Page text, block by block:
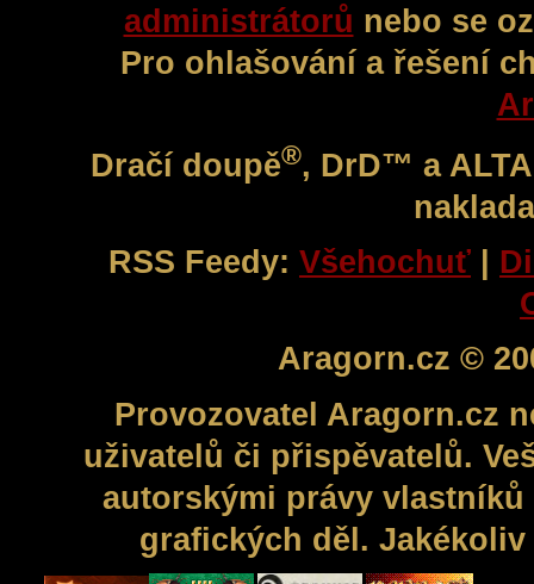
administrátorů nebo se
Pro ohlašování a řešení
Dračí doupě®, DrD™ a
RSS Feedy: Všehochuť |
Aragorn.cz ©
Provozovatel Aragorn.cz
uživatelů či přispěvatelů.
autorskými právy
grafických děl.